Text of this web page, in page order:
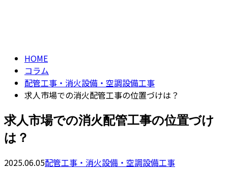
HOME
コラム
配管工事・消火設備・空調設備工事
求人市場での消火配管工事の位置づけは？
求人市場での消火配管工事の位置づけ
は？
2025.06.05配管工事・消火設備・空調設備工事